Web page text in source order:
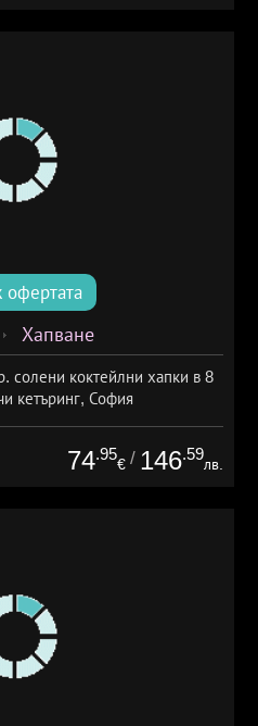
офертата
Хапване
солени коктейлни хапки в 8
кетъринг, София
74.95
€ / 146.59
лв.